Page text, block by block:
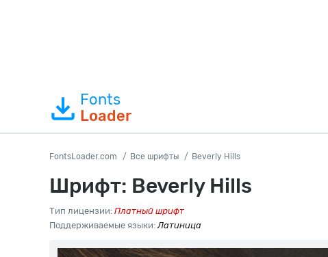
Fonts
Loader
FontsLoader.com Все шрифты Beverly Hills
Шрифт: Beverly Hills
Тип лицензии: Платный шрифт
Поддерживаемые языки:Латиница